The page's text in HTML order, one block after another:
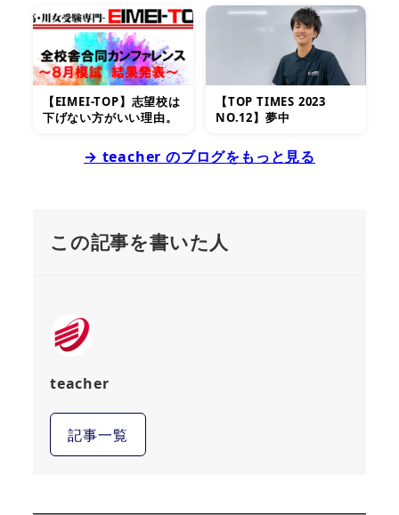
【EIMEI-TOP】志望校は
下げない方がいい理由。
【TOP TIMES 2023
NO.12】夢中
→ teacher のブログをもっと見る
この記事を書いた人
teacher
記事一覧